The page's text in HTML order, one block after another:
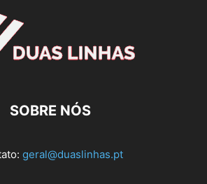
SOBRE NÓS
geral@duaslinhas.pt